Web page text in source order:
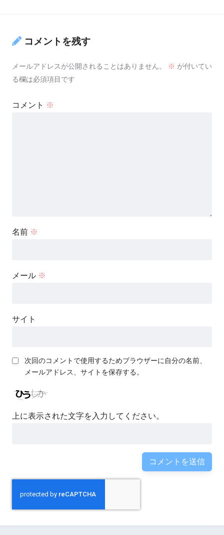
コメントを残す
メールアドレスが公開されることはありません。 ※ が付いてい
る欄は必須項目です
コメント ※
名前 ※
メール ※
サイト
次回のコメントで使用するためブラウザーに自分の名前、
メールアドレス、サイトを保存する。
上に表示された文字を入力してください。